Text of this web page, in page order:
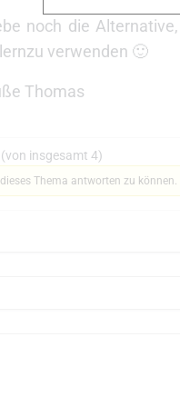
noch die
verwenden 🙂
Thomas
insgesamt 4)
Thema antworten zu können.